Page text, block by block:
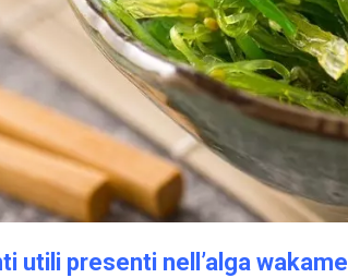
utili presenti nell’alga wakame